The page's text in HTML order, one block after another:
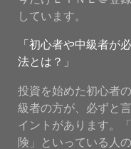
しています。
「初心者や中級者
法とは？」
投資を始めた初心者
級者の方が、必ずと
イントがあります。
険」といっている人